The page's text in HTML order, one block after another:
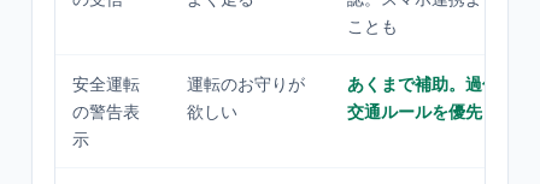
ことも
安全運転
の警告表
示
運転のお守りが
欲しい
あくまで補助。過信せず
交通ルールを優先